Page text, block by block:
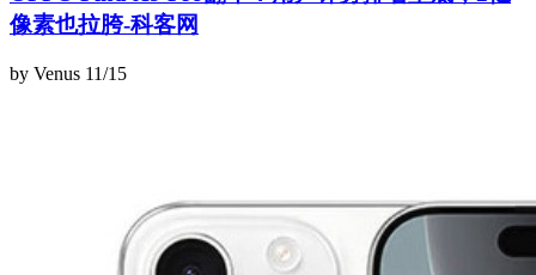
像素也拉胯-科客网
by Venus 11/15